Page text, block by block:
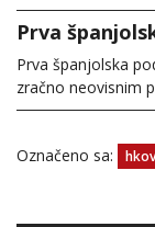
Prva
Prva španjolska
zračno neovisnim
Označeno sa: hkov